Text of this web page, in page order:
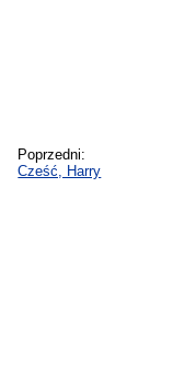
Poprzedni:
Cześć, Harry